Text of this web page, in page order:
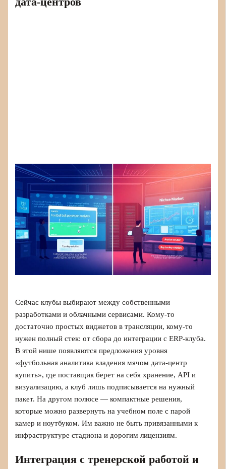
Сейчас клубы выбирают между собственными
разработками и облачными сервисами. Кому-то
достаточно простых виджетов в трансляции, кому-то
нужен полный стек: от сбора до интеграции с ERP-клуба.
В этой нише появляются предложения уровня
«футбольная аналитика владения мячом дата-центр
купить», где поставщик берет на себя хранение, API и
визуализацию, а клуб лишь подписывается на нужный
пакет. На другом полюсе — компактные решения,
которые можно развернуть на учебном поле с парой
камер и ноутбуком. Им важно не быть привязанными к
инфраструктуре стадиона и дорогим лицензиям.
Интеграция с тренерской работой и